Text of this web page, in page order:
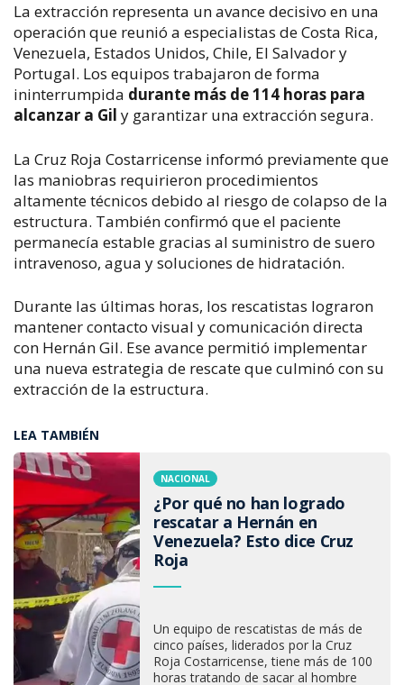
La extracción representa un avance decisivo en una
operación que reunió a especialistas de Costa Rica,
Venezuela, Estados Unidos, Chile, El Salvador y
Portugal. Los equipos trabajaron de forma
ininterrumpida durante más de 114 horas para
alcanzar a Gil y garantizar una extracción segura.
La Cruz Roja Costarricense informó previamente que
las maniobras requirieron procedimientos
altamente técnicos debido al riesgo de colapso de la
estructura. También confirmó que el paciente
permanecía estable gracias al suministro de suero
intravenoso, agua y soluciones de hidratación.
Durante las últimas horas, los rescatistas lograron
mantener contacto visual y comunicación directa
con Hernán Gil. Ese avance permitió implementar
una nueva estrategia de rescate que culminó con su
extracción de la estructura.
LEA TAMBIÉN
NACIONAL
¿Por qué no han logrado
rescatar a Hernán en
Venezuela? Esto dice Cruz
Roja
Un equipo de rescatistas de más de
cinco países, liderados por la Cruz
Roja Costarricense, tiene más de 100
horas tratando de sacar al hombre